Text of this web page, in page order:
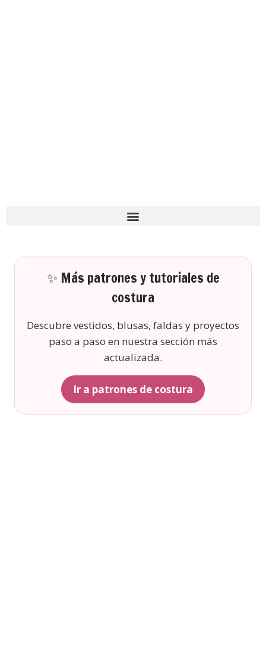
✨ Más patrones y tutoriales de
costura
Descubre vestidos, blusas, faldas y proyectos
paso a paso en nuestra sección más
actualizada.
Ir a patrones de costura